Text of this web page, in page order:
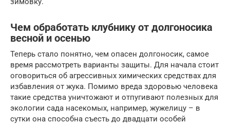
Чем обработать клубнику от долгоносика
весной и осенью
Теперь стало понятно, чем опасен долгоносик, самое
время рассмотреть варианты защиты. Для начала стоит
оговориться об агрессивных химических средствах для
избавления от жука. Помимо вреда здоровью человека
такие средства уничтожают и отпугивают полезных для
экологии сада насекомых, например, жужелицу – в
сутки она способна съесть до двадцати особей